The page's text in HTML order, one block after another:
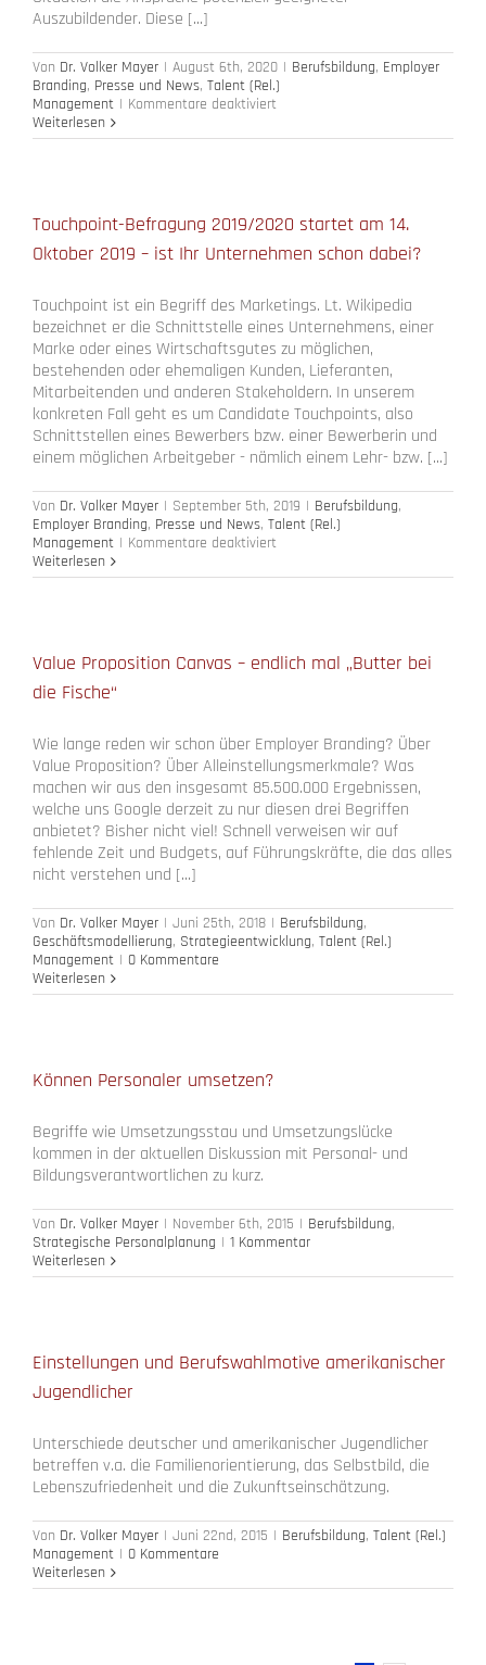
Auszubildender. Diese [...]
Von Dr. Volker Mayer | August 6th, 2020 | Berufsbildung, Employer
Branding, Presse und News, Talent (Rel.)
Management | Kommentare deaktiviertfür
2020/2021
startet
am
14.
Weiterlesen
Touchpoint-Befragung 2019/2020 startet am 14.
Oktober 2019 – ist Ihr Unternehmen schon dabei?
Touchpoint ist ein Begriff des Marketings. Lt. Wikipedia
bezeichnet er die Schnittstelle eines Unternehmens, einer
Marke oder eines Wirtschaftsgutes zu möglichen,
bestehenden oder ehemaligen Kunden, Lieferanten,
Mitarbeitenden und anderen Stakeholdern. In unserem
konkreten Fall geht es um Candidate Touchpoints, also
Schnittstellen eines Bewerbers bzw. einer Bewerberin und
einem möglichen Arbeitgeber - nämlich einem Lehr- bzw. [...]
Von Dr. Volker Mayer | September 5th, 2019 | Berufsbildung,
Employer Branding, Presse und News, Talent (Rel.)
Management | Kommentare deaktiviertfür
Befragung
14.
Oktober
Ihr
Unternehmen
schon
Weiterlesen
Value Proposition Canvas – endlich mal „Butter bei
die Fische“
Wie lange reden wir schon über Employer Branding? Über
Value Proposition? Über Alleinstellungsmerkmale? Was
machen wir aus den insgesamt 85.500.000 Ergebnissen,
welche uns Google derzeit zu nur diesen drei Begriffen
anbietet? Bisher nicht viel! Schnell verweisen wir auf
fehlende Zeit und Budgets, auf Führungskräfte, die das alles
nicht verstehen und [...]
Von Dr. Volker Mayer | Juni 25th, 2018 | Berufsbildung,
Geschäftsmodellierung, Strategieentwicklung, Talent (Rel.)
Management | 0 Kommentare
Weiterlesen
Können Personaler umsetzen?
Begriffe wie Umsetzungsstau und Umsetzungslücke
kommen in der aktuellen Diskussion mit Personal- und
Bildungsverantwortlichen zu kurz.
Von Dr. Volker Mayer | November 6th, 2015 | Berufsbildung,
Strategische Personalplanung | 1 Kommentar
Weiterlesen
Einstellungen und Berufswahlmotive amerikanischer
Jugendlicher
Unterschiede deutscher und amerikanischer Jugendlicher
betreffen v.a. die Familienorientierung, das Selbstbild, die
Lebenszufriedenheit und die Zukunftseinschätzung.
Von Dr. Volker Mayer | Juni 22nd, 2015 | Berufsbildung, Talent (Rel.)
Management | 0 Kommentare
Weiterlesen